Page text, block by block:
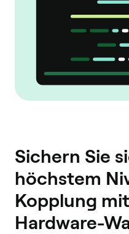
Sichern Sie
höchstem
Kopplung
Hardware-